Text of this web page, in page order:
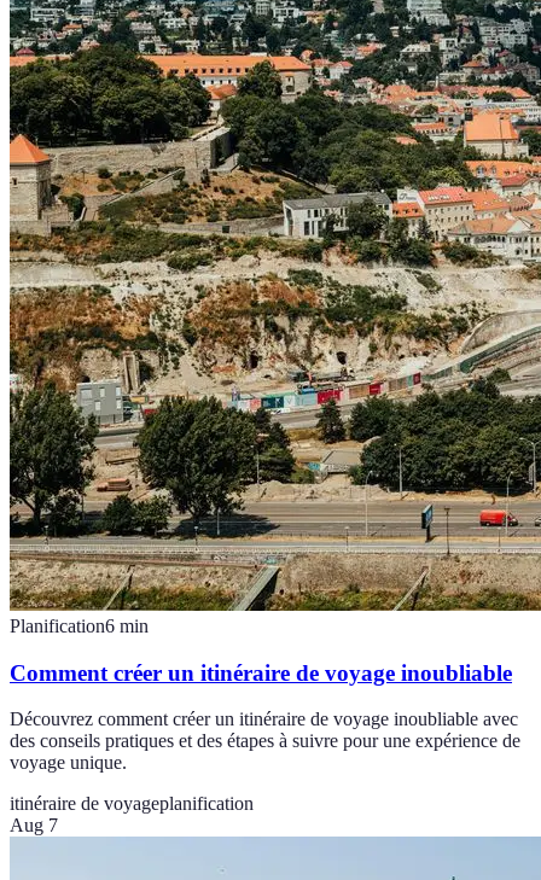
Planification6 min
Comment créer un itinéraire de voyage inoubliable
Découvrez comment créer un itinéraire de voyage inoubliable avec
des conseils pratiques et des étapes à suivre pour une expérience de
voyage unique.
itinéraire de voyageplanification
Aug 7